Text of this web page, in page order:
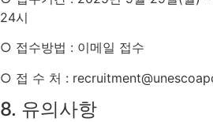
24시
○ 접수방법 : 이메일 접수
○ 접 수 처 :
8. 유의사항